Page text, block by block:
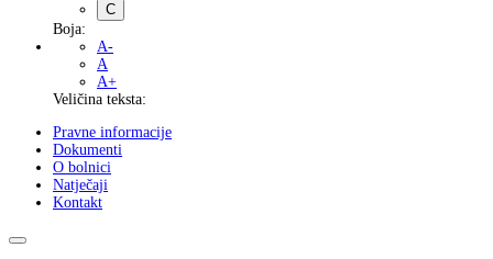
C
Boja:
A-
A
A+
Veličina teksta:
Pravne informacije
Dokumenti
O bolnici
Natječaji
Kontakt